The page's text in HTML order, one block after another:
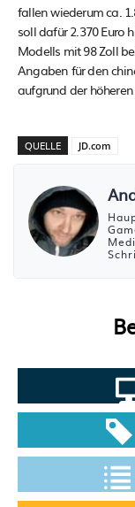
fallen wiederum ca.
soll dafür 2.370 Euro
Modells mit 98 Zoll
Angaben für den
aufgrund der
QUELLE JD.com